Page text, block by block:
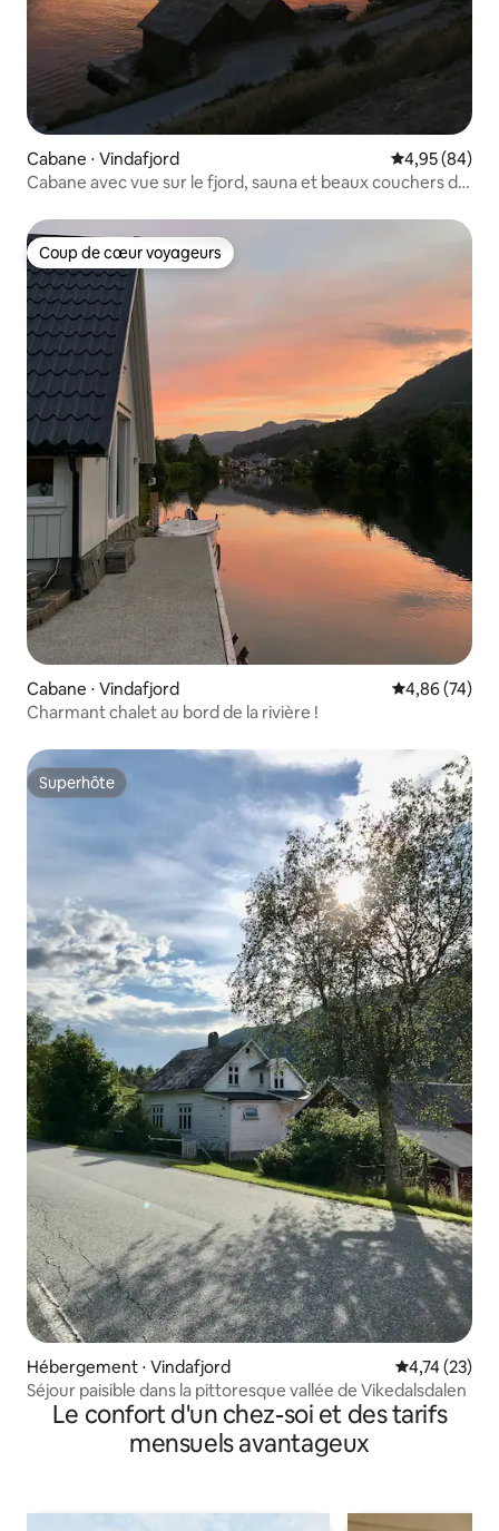
Cabane ⋅ Vindafjord Évaluation
4,95 (84)
Cabane avec vue sur le fjord, sauna et beaux couchers de
Coup de cœur voyageurs
Coup de cœur voyageurs
Cabane ⋅ Vindafjord Évaluation
4,86 (74)
Charmant chalet au bord de la rivière !
Superhôte
Superhôte
Hébergement ⋅ Vindafjord Évaluation
4,74 (23)
Séjour paisible dans la pittoresque vallée de Vikedalsdalen
Le confort d'un chez-soi et des tarifs
mensuels avantageux